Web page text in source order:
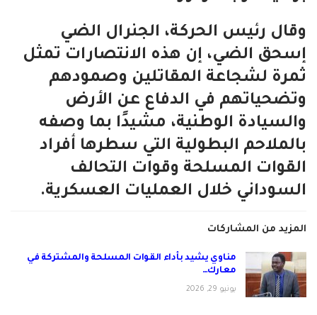
وقال رئيس الحركة، الجنرال الضي
إسحق الضي، إن هذه الانتصارات تمثل
ثمرة لشجاعة المقاتلين وصمودهم
وتضحياتهم في الدفاع عن الأرض
والسيادة الوطنية، مشيدًا بما وصفه
بالملاحم البطولية التي سطرها أفراد
القوات المسلحة وقوات التحالف
السوداني خلال العمليات العسكرية.
المزيد من المشاركات
مناوي يشيد بأداء القوات المسلحة والمشتركة في
معارك…
يونيو 29, 2026